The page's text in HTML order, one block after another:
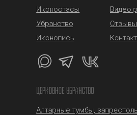
Иконостасы
Убранство
Видео
Отзывы
ЦЕРКОВНОЕ УБРАНСТВО
Алтарные тумбы,
Иконопись